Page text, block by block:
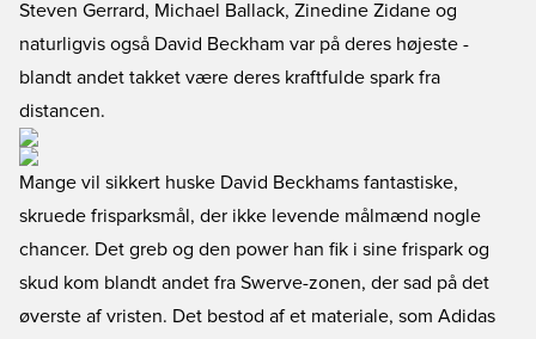
Steven Gerrard, Michael Ballack, Zinedine Zidane og
naturligvis også David Beckham var på deres højeste -
blandt andet takket være deres kraftfulde spark fra
distancen.
Mange vil sikkert huske David Beckhams fantastiske,
skruede frisparksmål, der ikke levende målmænd nogle
chancer. Det greb og den power han fik i sine frispark og
skud kom blandt andet fra Swerve-zonen, der sad på det
øverste af vristen. Det bestod af et materiale, som Adidas